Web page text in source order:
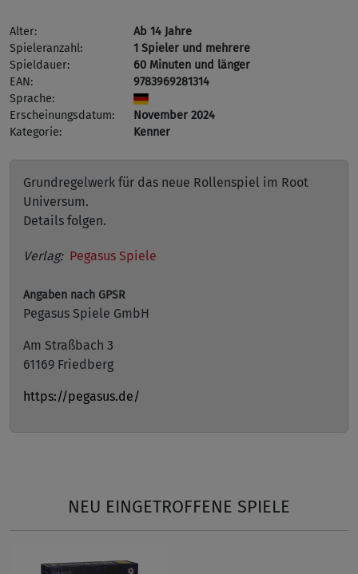
Alter:
Ab 14 Jahre
Spieleranzahl:
1 Spieler und mehrere
Spieldauer:
60 Minuten und länger
EAN:
9783969281314
Sprache:
Erscheinungsdatum:
November 2024
Kategorie:
Kenner
Grundregelwerk für das neue Rollenspiel im Root
Universum.
Details folgen.
Verlag: Pegasus Spiele
Angaben nach GPSR
Pegasus Spiele GmbH
Am Straßbach 3
61169 Friedberg
https://pegasus.de/
NEU EINGETROFFENE SPIELE